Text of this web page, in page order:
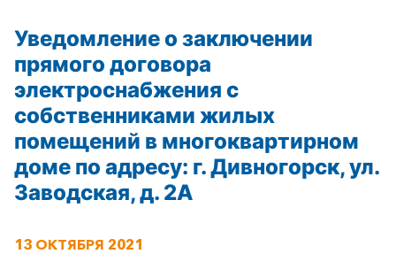
Уведомление о заключении
прямого договора
электроснабжения с
собственниками жилых
помещений в многоквартирном
доме по адресу: г. Дивногорск, ул.
Заводская, д. 2А
13 ОКТЯБРЯ 2021